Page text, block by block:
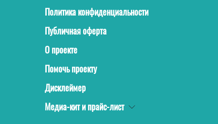
Политика конфиденциальности
Публичная оферта
О проекте
Помочь проекту
Дисклеймер
Медиа-кит и прайс-лист